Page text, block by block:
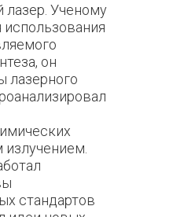
лазер. Ученому
он
лазерного
стандартов